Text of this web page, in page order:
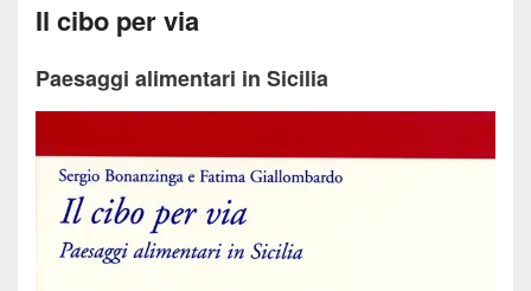
Il cibo per via
Paesaggi alimentari in Sicilia